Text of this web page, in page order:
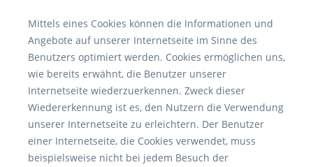
Mittels eines Cookies können die Informationen und
Angebote auf unserer Internetseite im Sinne des
Benutzers optimiert werden. Cookies ermöglichen uns,
wie bereits erwähnt, die Benutzer unserer
Internetseite wiederzuerkennen. Zweck dieser
Wiedererkennung ist es, den Nutzern die Verwendung
unserer Internetseite zu erleichtern. Der Benutzer
einer Internetseite, die Cookies verwendet, muss
beispielsweise nicht bei jedem Besuch der